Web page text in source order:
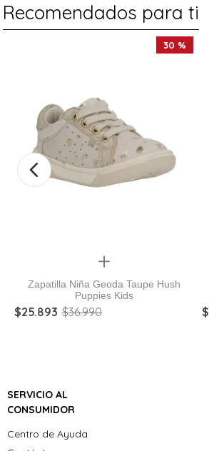
Recomendados para ti
30 %
Quickview
Zapatilla Niña Geoda Taupe Hush
Puppies Kids
$25.893 $36.990 $
SERVICIO AL
CONSUMIDOR
Centro de Ayuda